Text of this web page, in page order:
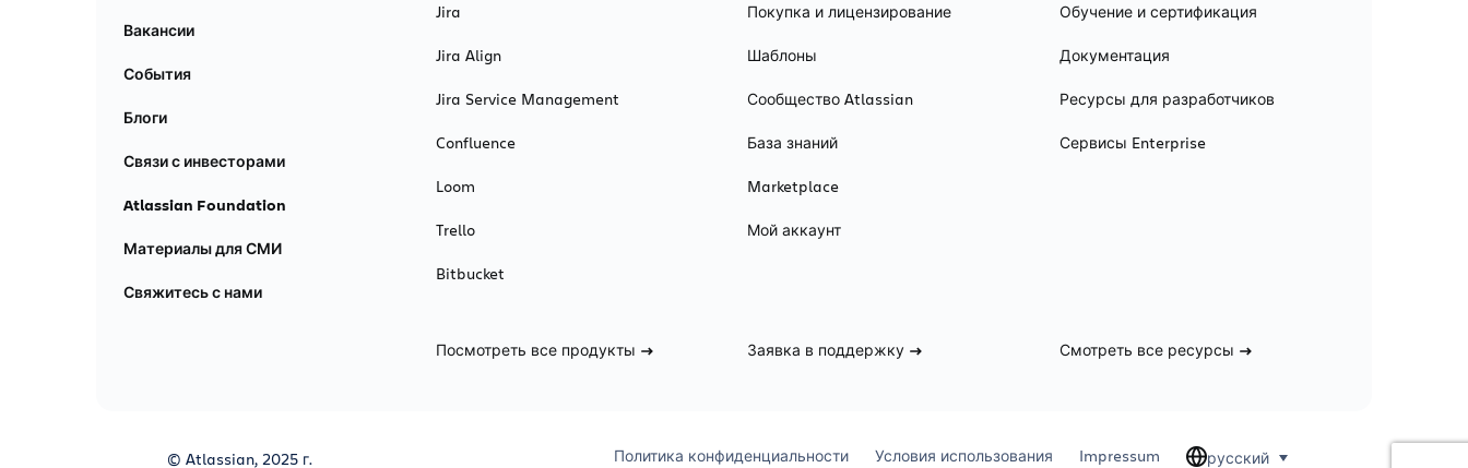
Вакансии
События
Блоги
Связи с инвесторами
Atlassian Foundation
Материалы для СМИ
Свяжитесь с нами
Jira
Jira Align
Jira Service Management
Confluence
Loom
Trello
Bitbucket
Посмотреть все продукты
Покупка и лицензирование
Шаблоны
Сообщество Atlassian
База знаний
Marketplace
Мой аккаунт
Заявка в поддержку
Обучение и сертификация
Документация
Ресурсы для разработчиков
Сервисы Enterprise
Смотреть все ресурсы
© Atlassian, 2025 г. Политика конфиденциальности Условия использования Impressum